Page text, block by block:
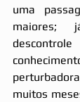
uma
maiores;
muitos